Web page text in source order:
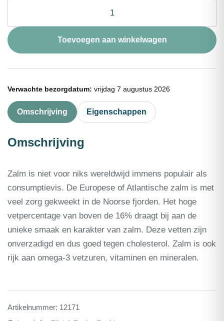
vel
portie
250g
aantal
Toevoegen aan winkelwagen
Verwachte bezorgdatum: vrijdag 7 augustus 2026
Omschrijving Eigenschappen
Omschrijving
Zalm is niet voor niks wereldwijd immens populair als
consumptievis. De Europese of Atlantische zalm is met
veel zorg gekweekt in de Noorse fjorden. Het hoge
vetpercentage van boven de 16% draagt bij aan de
unieke smaak en karakter van zalm. Deze vetten zijn
onverzadigd en dus goed tegen cholesterol. Zalm is ook
rijk aan omega-3 vetzuren, vitaminen en mineralen.
Artikelnummer: 12171